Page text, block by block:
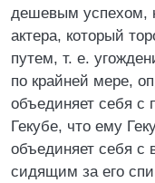
дешевым успехом,
актера, который
путем, т. е.
по крайней мере,
объединяет себя с
Гекубе, что ему
объединяет себя с
сидящим за его